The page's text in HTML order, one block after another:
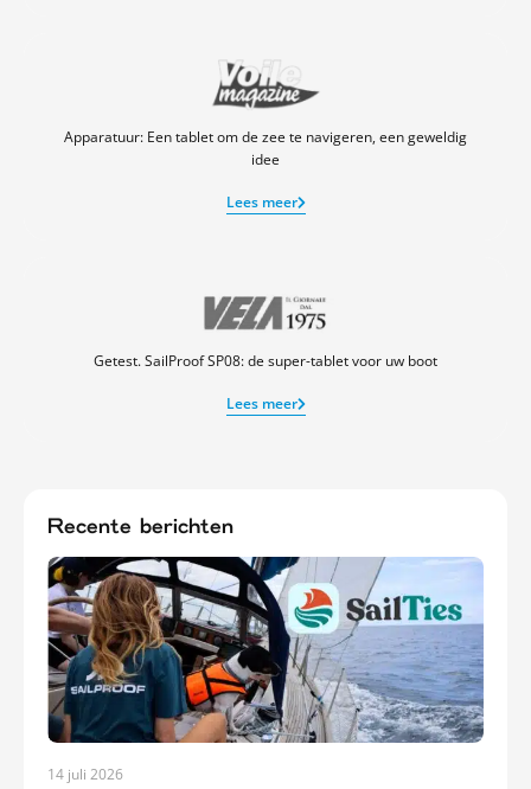
Apparatuur: Een tablet om de zee te navigeren, een geweldig
idee
Lees meer
Getest. SailProof SP08: de super-tablet voor uw boot
Lees meer
Recente berichten
14 juli 2026